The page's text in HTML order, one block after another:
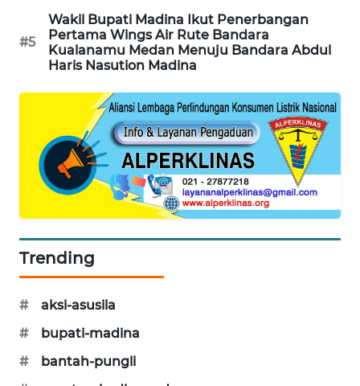
#5
Wakil Bupati Madina Ikut Penerbangan
Pertama Wings Air Rute Bandara
Kualanamu Medan Menuju Bandara Abdul
Haris Nasution Madina
Trending
#
aksi-asusila
#
bupati-madina
#
bantah-pungli
BERAMPU
NEWS
ANUGERAH
AKHLAK
ID
SONYA
NEWS